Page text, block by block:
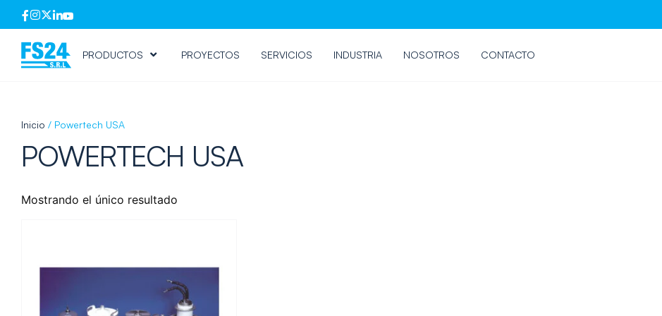
PRODUCTOS PROYECTOS SERVICIOS INDUSTRIA NOSOTROS CONTACTO
Inicio / Powertech USA
POWERTECH USA
Mostrando el único resultado